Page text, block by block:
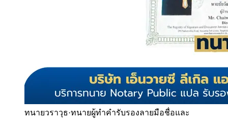
ทนายวราวุธ·ทนายผู้ทำคำรับรองลายมือชื่อและ